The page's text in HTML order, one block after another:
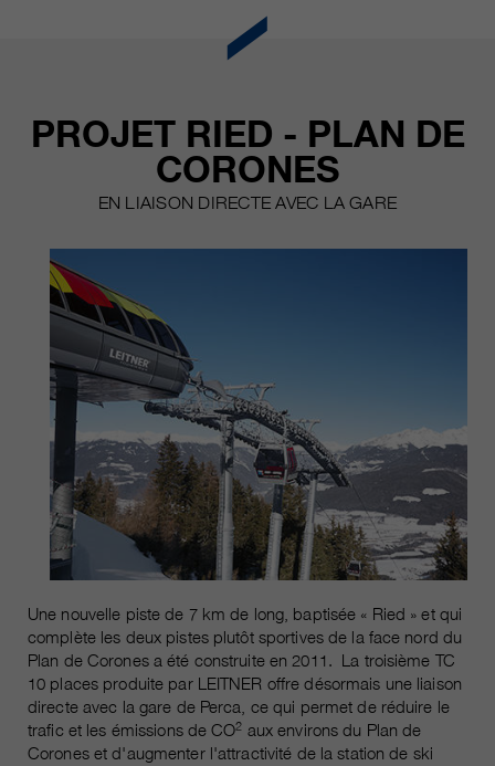
PROJET RIED - PLAN DE
CORONES
EN LIAISON DIRECTE AVEC LA GARE
Une nouvelle piste de 7 km de long, baptisée « Ried » et qui
complète les deux pistes plutôt sportives de la face nord du
Plan de Corones a été construite en 2011. La troisième TC
10 places produite par LEITNER offre désormais une liaison
directe avec la gare de Perca, ce qui permet de réduire le
trafic et les émissions de CO2 aux environs du Plan de
Corones et d'augmenter l'attractivité de la station de ski